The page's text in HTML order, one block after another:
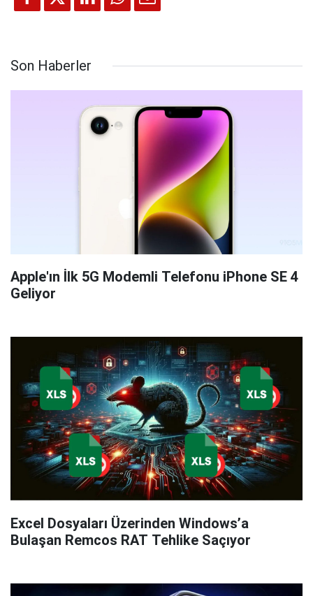
Son Haberler
Apple'ın İlk 5G Modemli Telefonu iPhone SE 4
Geliyor
Excel Dosyaları Üzerinden Windows’a
Bulaşan Remcos RAT Tehlike Saçıyor